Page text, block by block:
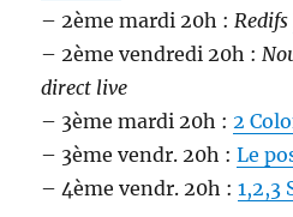
– 2ème mardi 20h : Redifs
– 2ème vendredi 20h :
direct live
– 3ème mardi 20h : 2
– 3ème vendr. 20h :Le
– 4ème vendr. 20h :1,2,3